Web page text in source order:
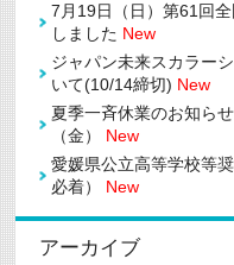
7月19日（日）第61回
しました New
ジャパン未来スカラー
いて(10/14締切) New
夏季一斉休業のお知ら
（金） New
愛媛県公立高等学校等
必着） New
アーカイブ